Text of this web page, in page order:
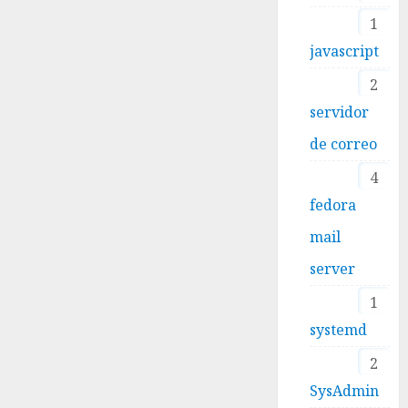
1
javascript
2
servidor
de correo
4
fedora
mail
server
1
systemd
2
SysAdmin